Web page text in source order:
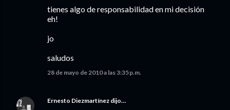
tienes algo de responsabilidad en mi decisión
eh!
jo
saludos
28 de mayo de 2010 a las 3:35 p.m.
Ernesto Diezmartínez dijo…